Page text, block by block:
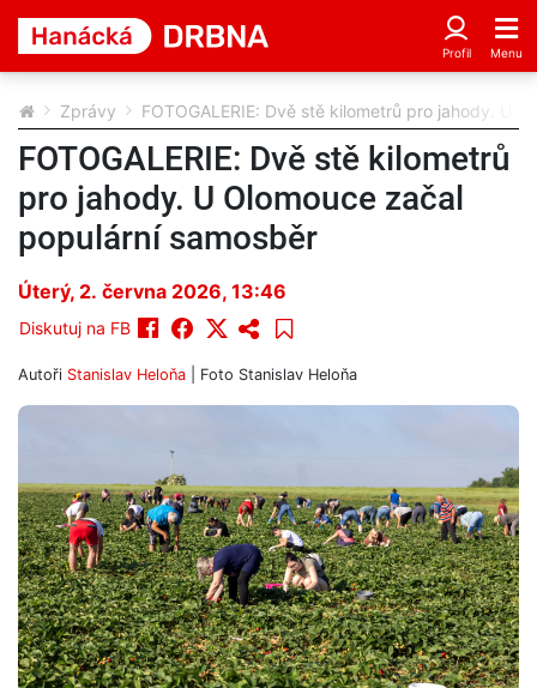
Zprávy FOTOGALERIE: Dvě stě kilometrů pro jahody. U
FOTOGALERIE: Dvě stě kilometrů
pro jahody. U Olomouce začal
populární samosběr
Úterý, 2. června 2026, 13:46
Diskutuj na FB
Autoři Stanislav Heloňa | Foto Stanislav Heloňa